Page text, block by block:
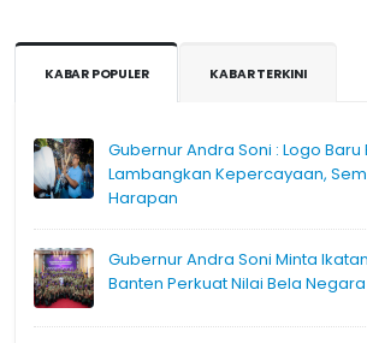
KABAR POPULER KABAR TERKINI
Gubernur Andra Soni : Logo Baru
Lambangkan Kepercayaan,
Harapan
Gubernur Andra Soni Minta
Banten Perkuat Nilai Bela